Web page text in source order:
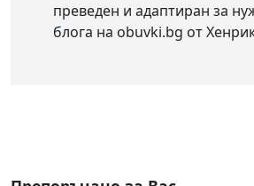
преведен и адаптиран за
блога на obuvki.bg от